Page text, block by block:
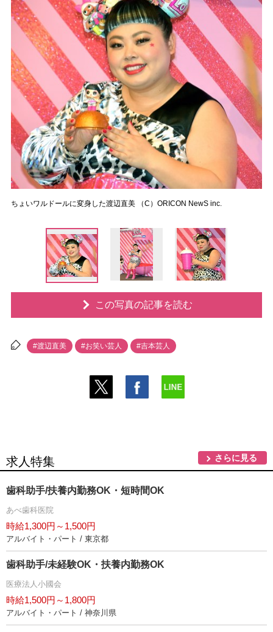
ちょいワルドールに変身した渡辺直美 （C）ORICON NewS inc.
この写真の記事を読む
#渡辺直美 #お笑い芸人 #吉本芸人
求人特集 さらに見る
歯科助手/扶養内勤務OK・短時間OK
あべ歯科医院
時給1,300円～1,500円
アルバイト・パート / 東京都
歯科助手/未経験OK・扶養内勤務OK
医療法人小國会
時給1,500円～1,800円
アルバイト・パート / 神奈川県